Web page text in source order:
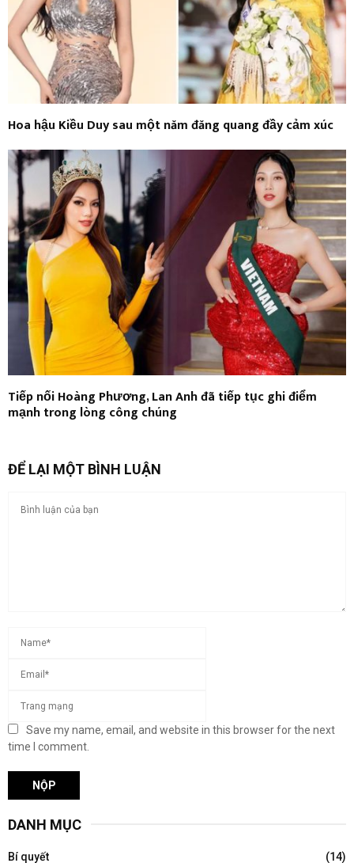
Hoa hậu Kiều Duy sau một năm đăng quang đầy cảm xúc
Tiếp nối Hoàng Phương, Lan Anh đã tiếp tục ghi điểm
mạnh trong lòng công chúng
ĐỂ LẠI MỘT BÌNH LUẬN
Save my name, email, and website in this browser for the next
time I comment.
DANH MỤC
Bí quyết (14)